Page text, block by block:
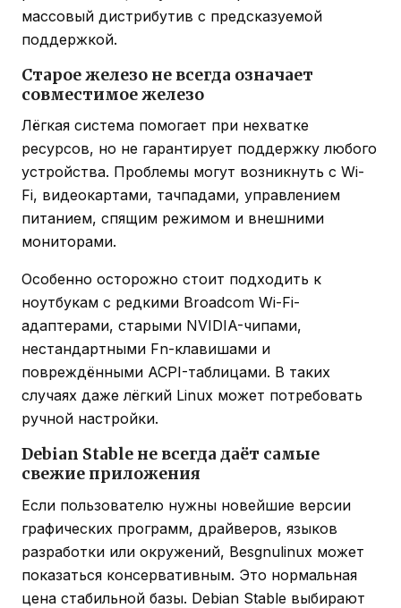
массовый дистрибутив с предсказуемой
поддержкой.
Старое железо не всегда означает
совместимое железо
Лёгкая система помогает при нехватке
ресурсов, но не гарантирует поддержку любого
устройства. Проблемы могут возникнуть с Wi-
Fi, видеокартами, тачпадами, управлением
питанием, спящим режимом и внешними
мониторами.
Особенно осторожно стоит подходить к
ноутбукам с редкими Broadcom Wi-Fi-
адаптерами, старыми NVIDIA-чипами,
нестандартными Fn-клавишами и
повреждёнными ACPI-таблицами. В таких
случаях даже лёгкий Linux может потребовать
ручной настройки.
Debian Stable не всегда даёт самые
свежие приложения
Если пользователю нужны новейшие версии
графических программ, драйверов, языков
разработки или окружений, Besgnulinux может
показаться консервативным. Это нормальная
цена стабильной базы. Debian Stable выбирают